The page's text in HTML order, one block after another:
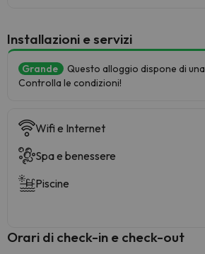
Installazioni e servizi
Grande Questo alloggio dispone di una
Controlla le condizioni!
Wifi e Internet
Spa e benessere
Piscine
Orari di check-in e check-out